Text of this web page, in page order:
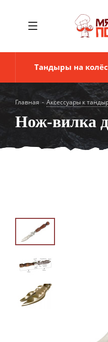
Тандыры на
Главная - Аксессуары к
Нож-вилка